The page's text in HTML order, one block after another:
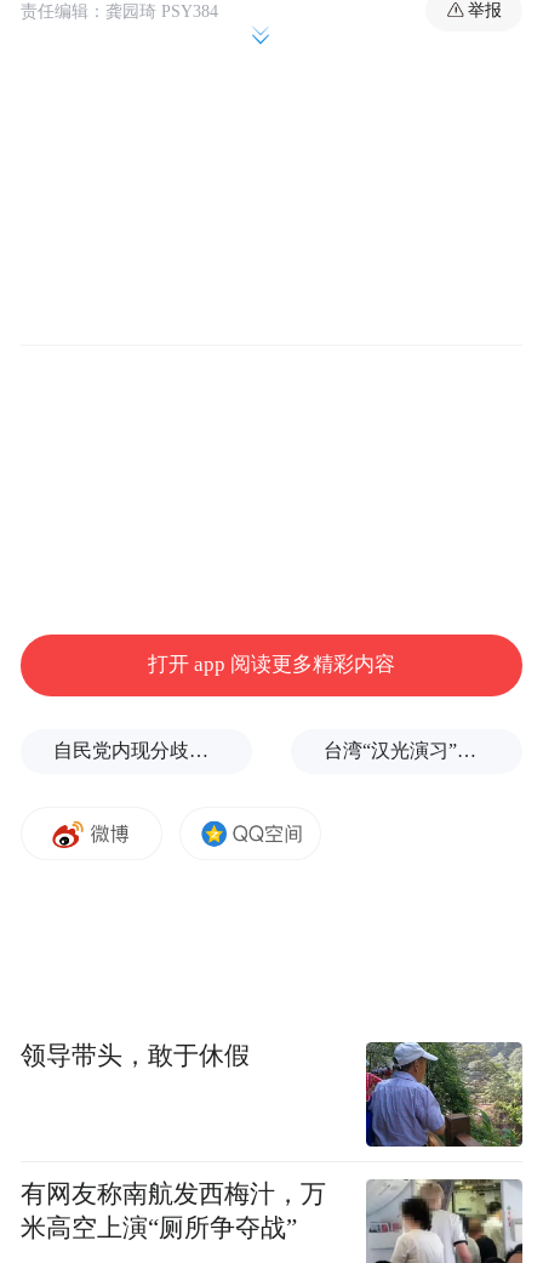
公里，是国内距离城市主城区最近的丹霞地
在严格保护地质遗迹与生态环境的前提下，
的旅游体系。
地貌与时尚体验的完美交融。随着季节与光
影流转，阳坡橘红与阴坡深绿交错辉映，30
余种矿物质自然晕染出赤、黄、褐等丰富色
里江山图》的绚丽笔触在此重叠。游客可清
晨蹲守丹霞日出，午后乘越野车穿越 “火星地
责任编辑：龚园琦 PSY384 举报
打开 app 阅读更多精彩内容
自民党内现分歧，不少对华友好议员疏远高市内阁 台湾“汉光演习”在淡水河口设防，声称怕台北被突袭
领导带头，敢于休假
有网友称南航发西梅汁，万
米高空上演“厕所争夺战”